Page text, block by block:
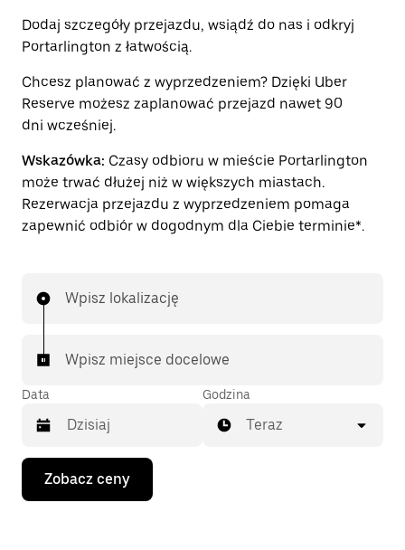
Dodaj szczegóły przejazdu, wsiądź do nas i odkryj
Portarlington z łatwością.
Chcesz planować z wyprzedzeniem? Dzięki Uber
Reserve możesz zaplanować przejazd nawet 90
dni wcześniej.
Wskazówka: Czasy odbioru w mieście Portarlington
może trwać dłużej niż w większych miastach.
Rezerwacja przejazdu z wyprzedzeniem pomaga
zapewnić odbiór w dogodnym dla Ciebie terminie*.
Wpisz lokalizację
Wpisz miejsce docelowe
Data
Naciśnij
klawisz
strzałki
Godzina
Teraz
Zobacz ceny